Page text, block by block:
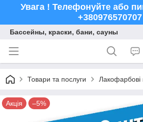
Увага ! Телефонуйте або
+380976570707
Бассейны, краски, бани, сауны
Товари та послуги Лакофарбові
Акція –5%